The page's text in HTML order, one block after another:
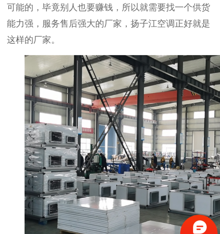
可能的，毕竟别人也要赚钱，所以就需要找一个供货
能力强，服务售后强大的厂家，扬子江空调正好就是
这样的厂家。